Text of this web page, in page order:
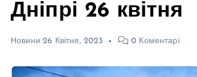
Дніпрі 26 квітня
Новини 26 Квітня, 2023 0 Коментарі